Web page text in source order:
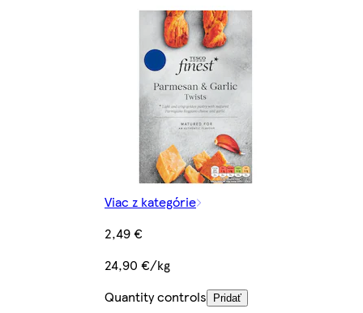
Viac z kategórie
2,49 €
24,90 €/kg
Quantity controls
Pridať